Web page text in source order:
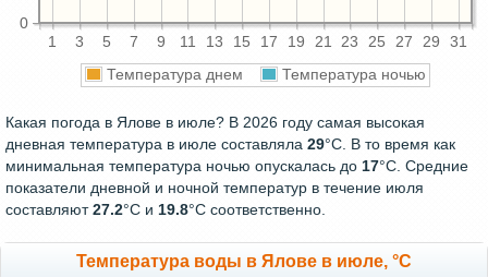
1 3 5 7 9 11 13 15 17 19 21 23 25 27 29 31
0
Температура днем Температура ночью
Какая погода в Ялове в июле? В 2026 году самая высокая
дневная температура в июле составляла 29°С. В то время как
минимальная температура ночью опускалась до 17°C. Средние
показатели дневной и ночной температур в течение июля
составляют27.2°С и 19.8°С соответственно.
Температура воды в Ялове в июле, °C